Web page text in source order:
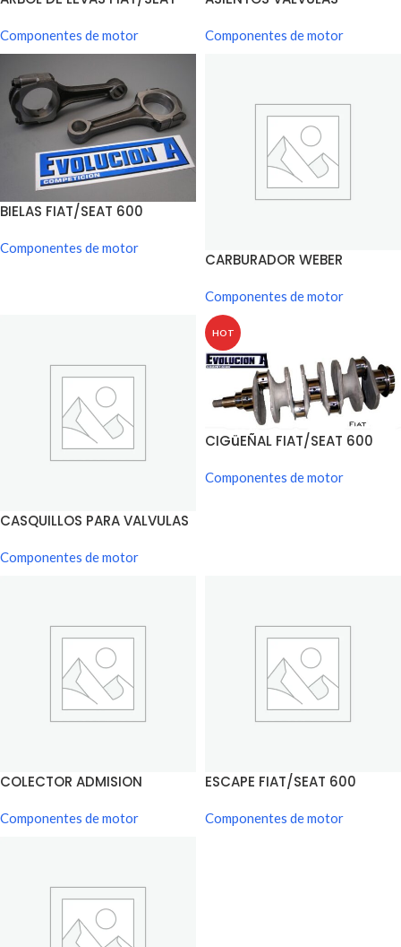
Componentes de motor Componentes de motor
BIELAS FIAT/SEAT 600
Componentes de motor
CARBURADOR WEBER
Componentes de motor
CASQUILLOS PARA VALVULAS
Componentes de motor
HOT
CIGüEÑAL FIAT/SEAT 600
Componentes de motor
COLECTOR ADMISION
Componentes de motor
ESCAPE FIAT/SEAT 600
Componentes de motor